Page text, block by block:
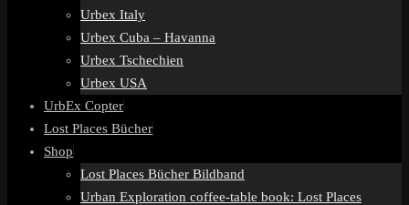
Urbex Italy
Urbex Cuba – Havanna
Urbex Tschechien
Urbex USA
UrbEx Copter
Lost Places Bücher
Shop
Lost Places Bücher Bildband
Urban Exploration coffee-table book: Lost Places